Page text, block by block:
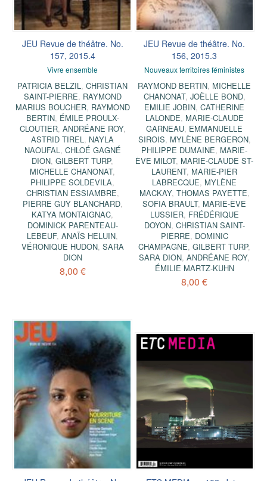
JEU Revue de théâtre. No.
157, 2015.4
Vivre ensemble
PATRICIA BELZIL,CHRISTIAN
SAINT-PIERRE, RAYMOND
MARIUS BOUCHER, RAYMOND
BERTIN, ÉMILE PROULX-
CLOUTIER, ANDRÉANE ROY,
ASTRID TIREL, NAYLA
NAOUFAL, CHLOÉ GAGNÉ
DION,GILBERT TURP,
MICHELLE CHANONAT,
PHILIPPE SOLDEVILA,
CHRISTIAN ESSIAMBRE,
PIERRE GUY BLANCHARD,
KATYA MONTAIGNAC,
DOMINICK PARENTEAU-
LEBEUF,ANAÏS HELUIN,
VÉRONIQUE HUDON, SARA
DION
8,00 €
JEU Revue de théâtre. No.
156, 2015.3
Nouveaux territoires féministes
RAYMOND BERTIN, MICHELLE
CHANONAT, JOËLLE BOND,
EMILIE JOBIN,CATHERINE
LALONDE, MARIE-CLAUDE
GARNEAU, EMMANUELLE
SIROIS, MYLÈNE BERGERON,
PHILIPPE DUMAINE, MARIE-
ÈVE MILOT, MARIE-CLAUDE ST-
LAURENT, MARIE-PIER
LABRECQUE, MYLÈNE
MACKAY, THOMAS PAYETTE,
SOFIA BRAULT, MARIE-ÈVE
LUSSIER, FRÉDÉRIQUE
DOYON, CHRISTIAN SAINT-
PIERRE, DOMINIC
CHAMPAGNE,GILBERT TURP,
SARA DION,ANDRÉANE ROY,
ÉMILIE MARTZ-KUHN
8,00 €